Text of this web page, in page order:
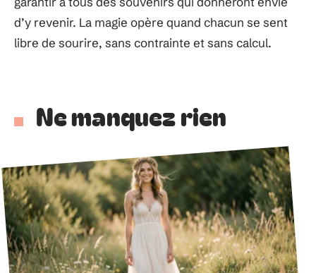
d’y revenir. La magie opère quand chacun se sent
libre de sourire, sans contrainte et sans calcul.
Ne manquez rien